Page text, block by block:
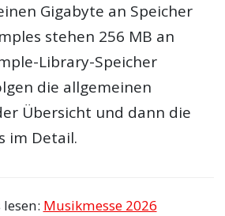
Gigabyte an Speicher
stehen 256 MB an
Library-Speicher
die allgemeinen
Übersicht und dann die
im Detail.
Musikmesse 2026